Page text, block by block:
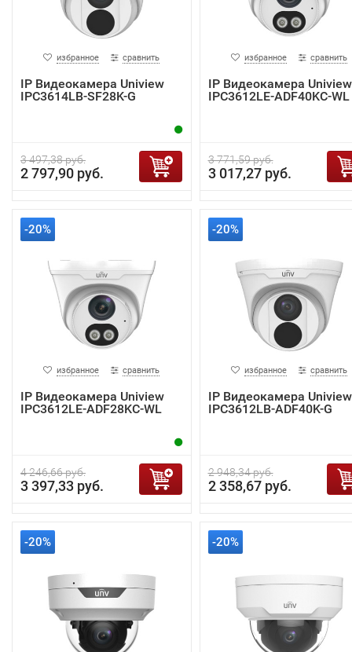
избранное сравнить
IP Видеокамера Uniview
IPC3614LB-SF28K-G
3 497,38 руб.
2 797,90 руб.
избранное сравнить
IP Видеокамера Uniview
IPC3612LE-ADF40KC-WL
3 771,59 руб.
3 017,27 руб.
-20%
избранное сравнить
IP Видеокамера Uniview
IPC3612LE-ADF28KC-WL
4 246,66 руб.
3 397,33 руб.
-20%
избранное сравнить
IP Видеокамера Uniview
IPC3612LB-ADF40K-G
2 948,34 руб.
2 358,67 руб.
-20% -20%